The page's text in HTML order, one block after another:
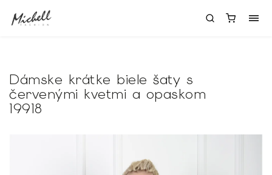
Dámske krátke biele šaty s
červenými kvetmi a opaskom
19918